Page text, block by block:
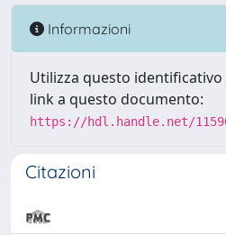
Informazioni
Utilizza questo
link a questo documento:
https://hdl.handle.net/
Citazioni